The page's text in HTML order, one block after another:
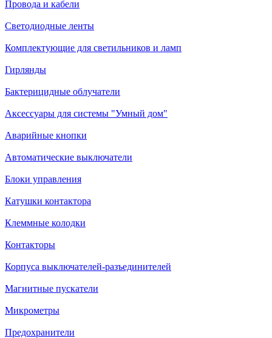
Провода и кабели
Светодиодные ленты
Комплектующие для светильников и ламп
Гирлянды
Бактерицидные облучатели
Аксессуары для системы "Умный дом"
Аварийные кнопки
Автоматические выключатели
Блоки управления
Катушки контактора
Клеммные колодки
Контакторы
Корпуса выключателей-разъединителей
Магнитные пускатели
Микрометры
Предохранители